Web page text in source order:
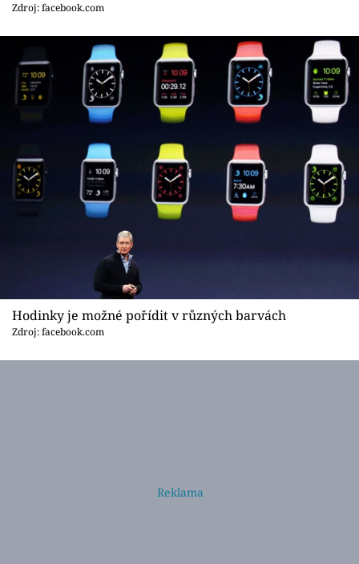
Videa
Sledujte prima+
Sledujte nás
Zdroj: facebook.com
Hodinky je možné pořídit v různých barvách
Zdroj: facebook.com